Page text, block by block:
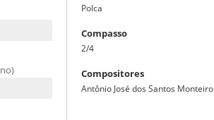
Polca
Compasso
2/4
Compositores
Antônio José dos Santos Monteiro